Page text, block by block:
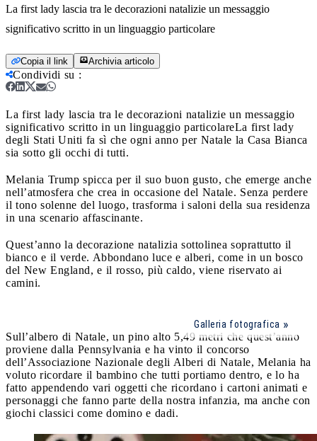
La first lady lascia tra le decorazioni natalizie un messaggio
significativo scritto in un linguaggio particolare
Copia il link Archivia articolo
Condividi su :
La first lady lascia tra le decorazioni natalizie un messaggio
significativo scritto in un linguaggio particolareLa first lady
degli Stati Uniti fa sì che ogni anno per Natale la Casa Bianca
sia sotto gli occhi di tutti.
Melania Trump spicca per il suo buon gusto, che emerge anche
nell’atmosfera che crea in occasione del Natale. Senza perdere
il tono solenne del luogo, trasforma i saloni della sua residenza
in una scenario affascinante.
Quest’anno la decorazione natalizia sottolinea soprattutto il
bianco e il verde. Abbondano luce e alberi, come in un bosco
del New England, e il rosso, più caldo, viene riservato ai
camini.
Galleria fotografica
Sull’albero di Natale, un pino alto 5,49 metri che quest’anno
proviene dalla Pennsylvania e ha vinto il concorso
dell’Associazione Nazionale degli Alberi di Natale, Melania ha
voluto ricordare il bambino che tutti portiamo dentro, e lo ha
fatto appendendo vari oggetti che ricordano i cartoni animati e
personaggi che fanno parte della nostra infanzia, ma anche con
giochi classici come domino e dadi.